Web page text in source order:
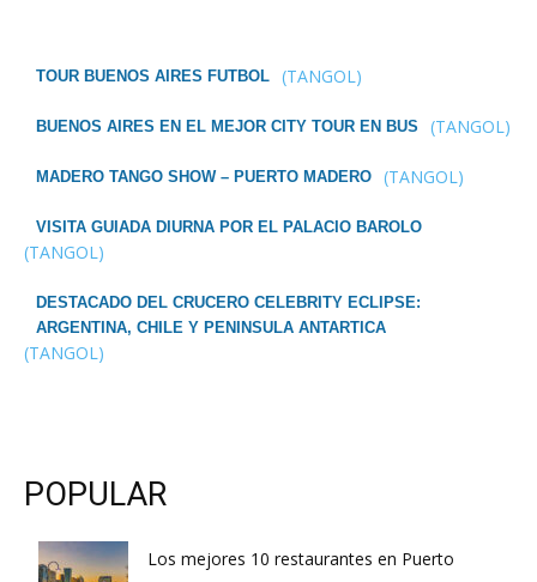
TOUR BUENOS AIRES FUTBOL (TANGOL)
BUENOS AIRES EN EL MEJOR CITY TOUR EN BUS (TANGOL)
MADERO TANGO SHOW – PUERTO MADERO (TANGOL)
VISITA GUIADA DIURNA POR EL PALACIO BAROLO
(TANGOL)
DESTACADO DEL CRUCERO CELEBRITY ECLIPSE:
ARGENTINA, CHILE Y PENINSULA ANTARTICA
(TANGOL)
POPULAR
Los mejores 10 restaurantes en Puerto